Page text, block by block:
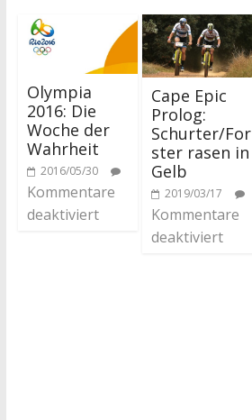
Olympia
2016: Die
Woche der
Wahrheit
2016/05/30
Kommentare
deaktiviert
Cape Epic
Prolog:
Schurter/For
ster rasen in
Gelb
2019/03/17
Kommentare
deaktiviert